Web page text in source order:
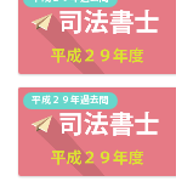
平成２９年過去問